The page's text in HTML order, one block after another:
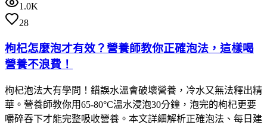
1.0K
28
枸杞怎麼泡才有效？營養師教你正確泡法，這樣喝
營養不浪費！
枸杞泡法大有學問！錯誤水溫會破壞營養，冷水又無法釋出精
華。營養師教你用65-80°C溫水浸泡30分鐘，泡完的枸杞更要
嚼碎吞下才能完整吸收營養。本文詳細解析正確泡法、每日建